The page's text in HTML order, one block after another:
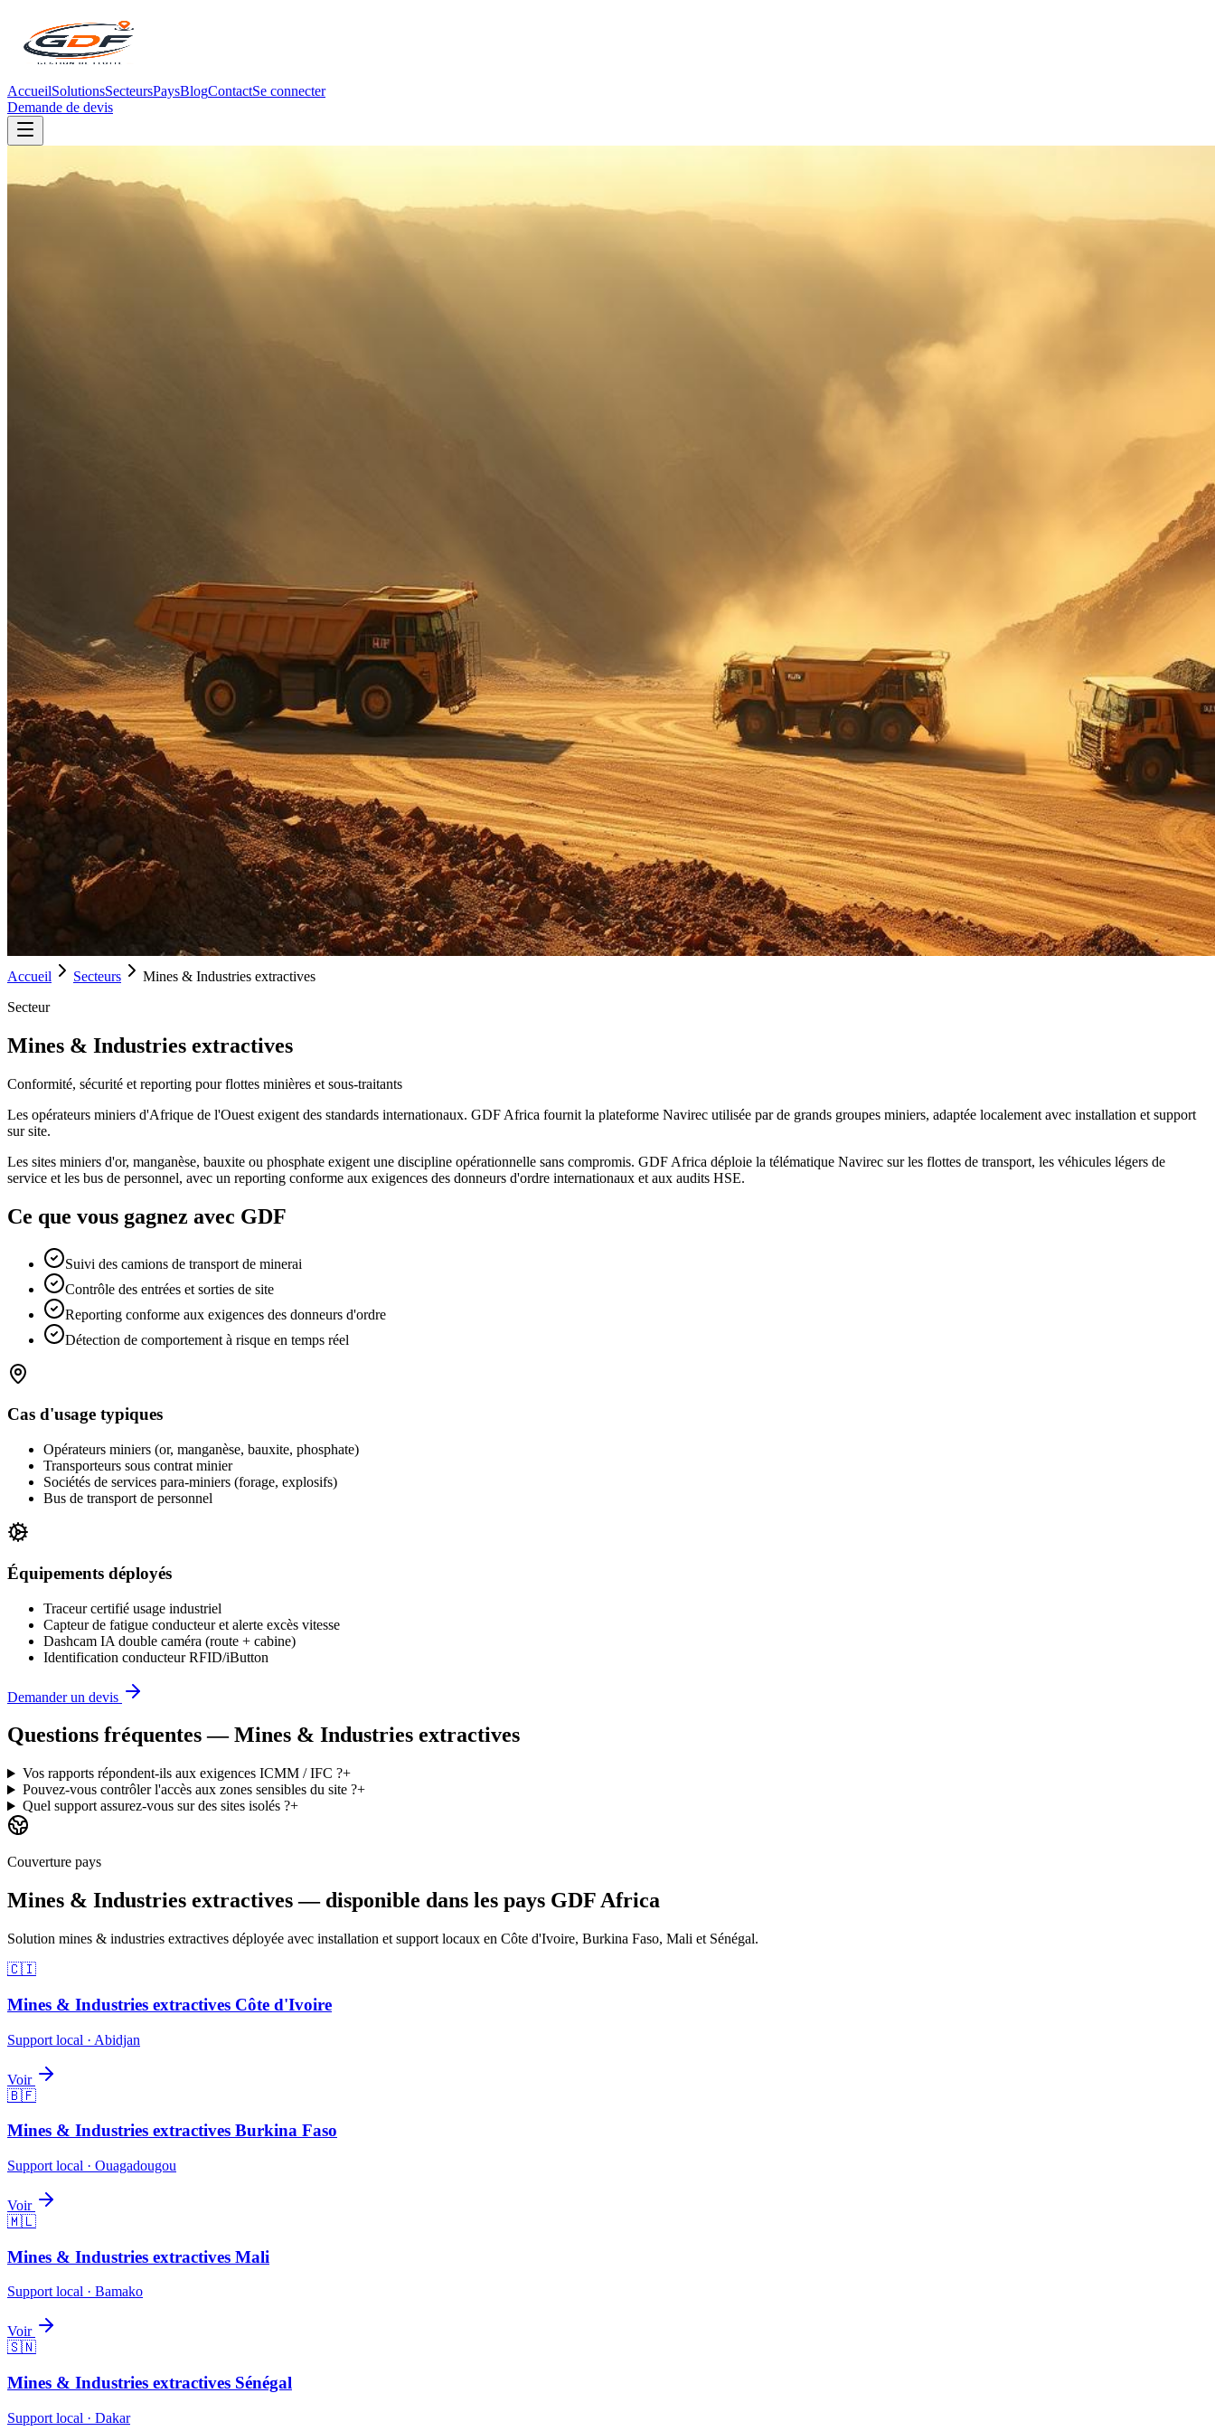
AccueilSolutionsSecteursPaysBlogContactSe connecter
Demande de devis
Accueil Secteurs
Mines & Industries extractives
Secteur
Mines & Industries extractives
Conformité, sécurité et reporting pour flottes minières et sous-traitants
Les opérateurs miniers d'Afrique de l'Ouest exigent des standards internationaux. GDF Africa fournit la plateforme Navirec utilisée par de grands groupes miniers, adaptée localement avec installation et support
sur site.
Les sites miniers d'or, manganèse, bauxite ou phosphate exigent une discipline opérationnelle sans compromis. GDF Africa déploie la télématique Navirec sur les flottes de transport, les véhicules légers de
service et les bus de personnel, avec un reporting conforme aux exigences des donneurs d'ordre internationaux et aux audits HSE.
Ce que vous gagnez avec GDF
Suivi des camions de transport de minerai
Contrôle des entrées et sorties de site
Reporting conforme aux exigences des donneurs d'ordre
Détection de comportement à risque en temps réel
Cas d'usage typiques
Opérateurs miniers (or, manganèse, bauxite, phosphate)
Transporteurs sous contrat minier
Sociétés de services para-miniers (forage, explosifs)
Bus de transport de personnel
Équipements déployés
Traceur certifié usage industriel
Capteur de fatigue conducteur et alerte excès vitesse
Dashcam IA double caméra (route + cabine)
Identification conducteur RFID/iButton
Demander un devis
Questions fréquentes —Mines & Industries extractives
Vos rapports répondent-ils aux exigences ICMM / IFC ?+
Pouvez-vous contrôler l'accès aux zones sensibles du site ?+
Quel support assurez-vous sur des sites isolés ?+
Couverture pays
Mines & Industries extractives— disponible dans les pays GDF Africa
Solution mines & industries extractives déployée avec installation et support locaux en Côte d'Ivoire, Burkina Faso, Mali et Sénégal.
🇨🇮
Mines & Industries extractives Côte d'Ivoire
Support local · Abidjan
Voir
🇧🇫
Mines & Industries extractives Burkina Faso
Support local · Ouagadougou
Voir
🇲🇱
Mines & Industries extractives Mali
Support local · Bamako
Voir
🇸🇳
Mines & Industries extractives Sénégal
Support local · Dakar